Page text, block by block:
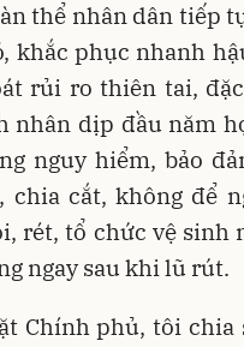
thể nhân dân tiếp
khắc phục nhanh
rủi ro thiên tai,
nhân dịp đầu năm
nguy hiểm, bảo
chia cắt, không để
rét, tổ chức vệ sinh
ngay sau khi lũ rút.
Chính phủ, tôi